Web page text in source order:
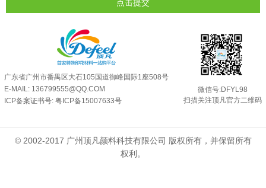
点击提交
广东省广州市番禺区大石105国道御峰国际1座508号
E-MAIL: 136799555@QQ.COM
ICP备案证书号: 粤ICP备15007633号
微信号:DFYL98
扫描关注顶凡官方二维码
© 2002-2017 广州顶凡颜料科技有限公司 版权所有，并保留所有
权利。